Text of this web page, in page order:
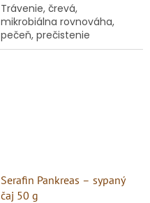
Trávenie, črevá,
mikrobiálna rovnováha,
pečeň, prečistenie
Serafin Pankreas – sypaný
čaj 50 g